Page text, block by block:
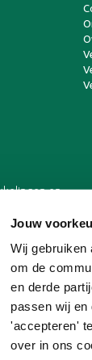
Jouw
Wij gebruiken
om de
en derde
passen wij
'accepteren'
over in ons
en